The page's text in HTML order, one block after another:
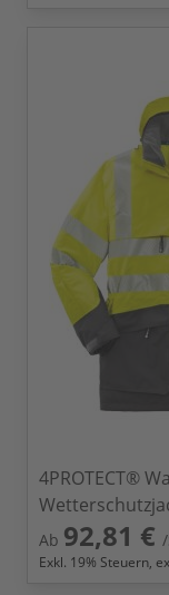
4PROTECT®
Ab 92,81 €
Exkl. 19% Steuern,